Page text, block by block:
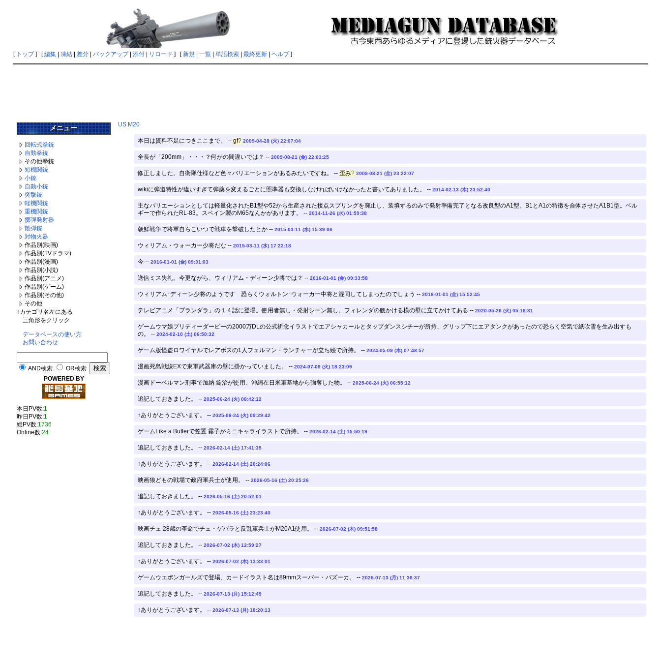
[ トップ] [編集| 凍結| 差分| バックアップ| 添付| リロード ] [新規| 一覧| 単語検索| 最終更新| ヘルプ]
メニュー
回転式拳銃
自動拳銃
その他拳銃
短機関銃
小銃
自動小銃
突撃銃
軽機関銃
重機関銃
擲弾発射器
散弾銃
対物火器
作品別(映画)
作品別(TVドラマ)
作品別(漫画)
作品別(小説)
作品別(アニメ)
作品別(ゲーム)
作品別(その他)
その他
↑カテゴリ名左にある
三角形をクリック
データベースの使い方
お問い合わせ
AND検索
OR検索
POWERED BY
本日PV数:1
昨日PV数:1
総PV数:1736
Online数:24
US M20
本日は資料不足につきここまで。 -- gf? 2009-04-28 (火) 22:07:04
全長が「200mm」・・・？何かの間違いでは？ -- 2009-08-21 (金) 22:01:25
修正しました。自衛隊仕様など色々バリエーションがあるみたいですね。 -- 歪み? 2009-08-21 (金) 23:22:07
wikiに弾道特性が違いすぎて弾薬を変えるごとに照準器も交換しなければいけなかったと書いてありました。 -- 2014-02-13 (木) 23:52:40
主なバリエーションとしては軽量化されたB1型や52から生産された接点スプリングを廃止し、装填するのみで発射準備完了となる改良型のA1型。B1とA1の特徴を合体させたA1B1型。ベル
ギーで作られたRL-83。スペイン製のM65なんかがあります。 -- 2014-11-26 (水) 01:59:38
朝鮮戦争で将軍自らこいつで戦車を撃破したとか -- 2015-03-11 (水) 15:39:06
ウィリアム・ウォーカー少将だな -- 2015-03-11 (水) 17:22:18
今 -- 2016-01-01 (金) 09:31:03
送信ミス失礼。今更ながら、ウィリアム・ディーン少将では？ -- 2016-01-01 (金) 09:33:58
ウィリアム･ディーン少将のようです 恐らくウォルトン･ウォーカー中将と混同してしまったのでしょう -- 2016-01-01 (金) 15:52:45
テレビアニメ「プランダラ」の１４話に登場。使用者無し・発射シーン無し。フィレンダの腰かける横の壁に立てかけてある -- 2020-05-26 (火) 05:16:31
ゲームウマ娘プリティーダービーの2000万DLの公式祈念イラストでエアシャカールとタップダンスシチーが所持、グリップ下にエアタンクがあったので恐らく空気で紙吹雪を生み出すも
の。 -- 2024-02-10 (土) 06:50:32
ゲーム版怪盗ロワイヤルでレアボスの1人フェルマン・ランチャーが立ち絵で所持。 -- 2024-05-09 (木) 07:48:57
漫画死島戦線EXで東軍武器庫の壁に掛かっていました。 -- 2024-07-09 (火) 18:23:09
漫画ドーベルマン刑事で加納 錠治が使用、沖縄在日米軍基地から強奪した物。 -- 2025-06-24 (火) 06:55:12
追記しておきました。 -- 2025-06-24 (火) 08:42:12
↑ありがとうございます。 -- 2025-06-24 (火) 09:29:42
ゲームLike a Butlerで笠置 霧子がミニキャライラストで所持。 -- 2026-02-14 (土) 15:50:19
追記しておきました。 -- 2026-02-14 (土) 17:41:35
↑ありがとうございます。 -- 2026-02-14 (土) 20:24:06
映画狼どもの戦場で政府軍兵士が使用。 -- 2026-05-16 (土) 20:25:26
追記しておきました。 -- 2026-05-16 (土) 20:52:01
↑ありがとうございます。 -- 2026-05-16 (土) 23:23:40
映画チェ 28歳の革命でチェ・ゲバラと反乱軍兵士がM20A1使用。 -- 2026-07-02 (木) 09:51:58
追記しておきました。 -- 2026-07-02 (木) 12:59:27
↑ありがとうございます。 -- 2026-07-02 (木) 13:33:01
ゲームウエポンガールズで登場、カードイラスト名は89mmスーパー・バズーカ。 -- 2026-07-13 (月) 11:36:37
追記しておきました。 -- 2026-07-13 (月) 15:12:49
↑ありがとうございます。 -- 2026-07-13 (月) 18:20:13